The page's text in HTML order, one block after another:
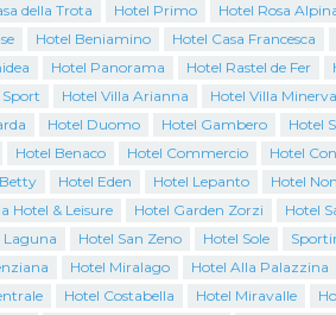
della Trota Hotel Primo Hotel Rosa
Hotel Beniamino Hotel Casa Francesca
Hotel Panorama Hotel Rastel de Fer
Sport Hotel Villa Arianna Hotel Villa Minerva
Hotel Duomo Hotel Gambero
Hotel
Hotel Benaco Hotel Commercio
Hotel
Hotel Eden Hotel Lepanto Hotel
Hotel & Leisure Hotel Garden Zorzi Hotel
Laguna Hotel San Zeno Hotel Sole
Hotel Miralago Hotel Alla Palazzina
Hotel Costabella Hotel Miravalle